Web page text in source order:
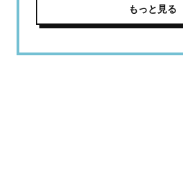
もっと見る